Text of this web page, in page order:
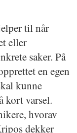
til når
eller
saker. På
en egen
kunne
kort varsel.
hvorav
dekker